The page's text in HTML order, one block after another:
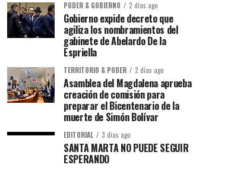
PODER & GOBIERNO 2 días ago
Gobierno expide decreto que
agiliza los nombramientos del
gabinete de Abelardo De la
Espriella
TERRITORIO & PODER 2 días ago
Asamblea del Magdalena aprueba
creación de comisión para
preparar el Bicentenario de la
muerte de Simón Bolívar
EDITORIAL 3 días ago
SANTA MARTA NO PUEDE SEGUIR
ESPERANDO